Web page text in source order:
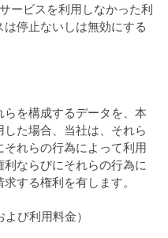
ービスを利用しなかった利
停止ないしは無効にする
を構成するデータを、本
た場合、当社は、それら
れらの行為によって利用
ならびにそれらの行為に
する権利を有します。
び利用料金）